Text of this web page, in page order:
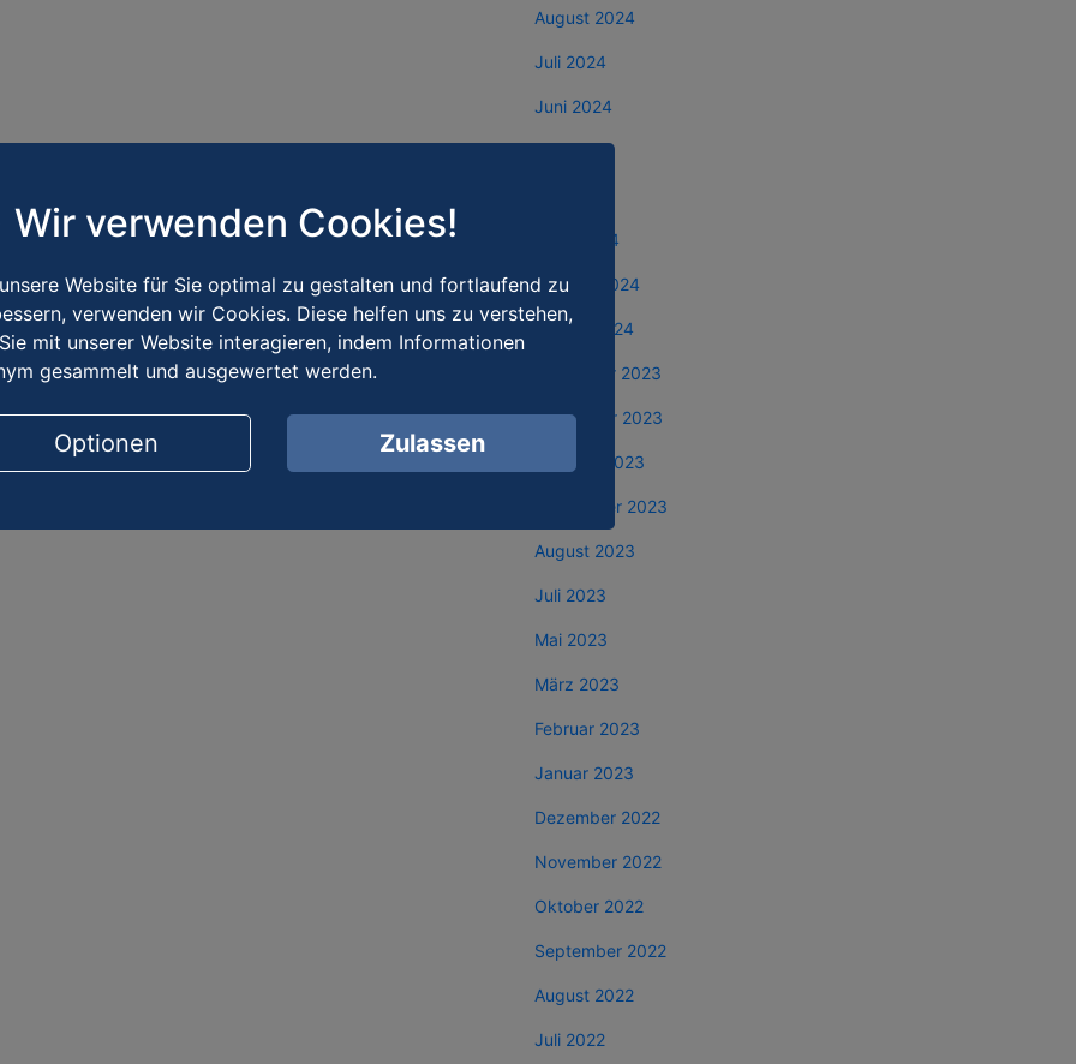
August 2024
Juli 2024
Juni 2024
März 2024
Februar 2024
Januar 2024
Dezember 2023
November 2023
Oktober 2023
September 2023
August 2023
Juli 2023
Mai 2023
März 2023
Februar 2023
Januar 2023
Dezember 2022
November 2022
Oktober 2022
September 2022
August 2022
Juli 2022
Wir verwenden Cookies!
Website für Sie optimal zu gestalten und fortlaufend zu
verwenden wir Cookies. Diese helfen uns zu verstehen,
mit unserer Website interagieren, indem Informationen
gesammelt und ausgewertet werden.
Zulassen
Optionen